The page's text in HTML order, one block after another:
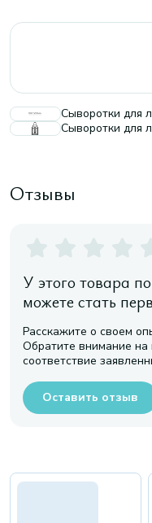
Сыворотки для
Сыворотки для
Отзывы
У этого товара
можете стать
Расскажите о своем
Обратите внимание на
соответствие
Оставить отзыв